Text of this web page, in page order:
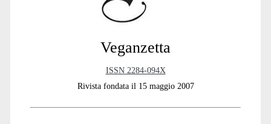
Veganzetta
ISSN 2284-094X
Rivista fondata il 15 maggio 2007